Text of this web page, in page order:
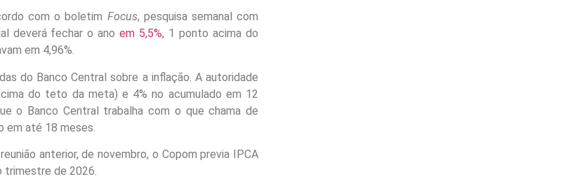
com o boletim Focus, pesquisa semanal com
deverá fechar o anoem 5,5%, 1 ponto acima do
em 4,96%.
do Banco Central sobre a inflação. A autoridade
do teto da meta) e 4% no acumulado em 12
o Banco Central trabalha com o que chama de
em até 18 meses.
anterior, de novembro, o Copom previa IPCA
trimestre de 2026.